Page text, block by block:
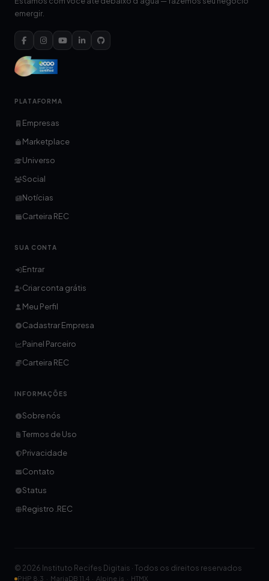
emergir.
PLATAFORMA
Empresas
Marketplace
Universo
Social
Notícias
Carteira REC
SUA CONTA
Entrar
Criar conta grátis
Meu Perfil
Cadastrar Empresa
Painel Parceiro
Carteira REC
INFORMAÇÕES
Sobre nós
Termos de Uso
Privacidade
Contato
Status
Registro .REC
© 2026 Instituto Recifes Digitais · Todos os direitos reservados
PHP 8.3 · MariaDB 11.4 · Alpine.js · HTMX